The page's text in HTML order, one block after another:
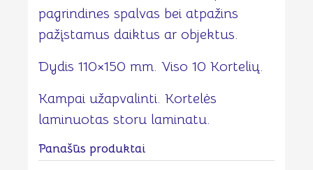
pagrindines spalvas bei atpažins
pažįstamus daiktus ar objektus.
Dydis 110×150 mm. Viso 10 Kortelių.
Kampai užapvalinti. Kortelės
laminuotas storu laminatu.
Panašūs produktai